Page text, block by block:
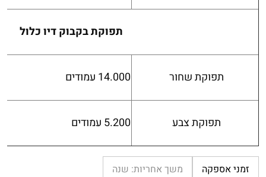
תפוקת בקבוק דיו כלול
תפוקת שחור 14.000 עמודים
תפוקת צבע 5.200 עמודים
זמני אספקה משך אחריות: שנה